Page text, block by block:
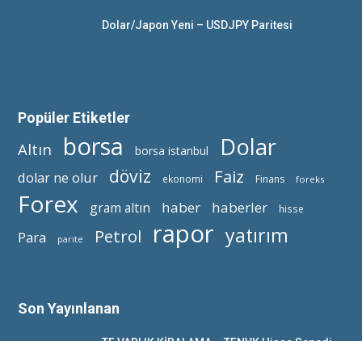
Dolar/Japon Yeni – USDJPY Paritesi
Popüler Etiketler
Altın borsa borsa istanbul Dolar
dolar ne olur döviz ekonomi Faiz Finans foreks
Forex gram altın haber haberler hisse
Para parite Petrol rapor yatırım
Son Yayınlanan